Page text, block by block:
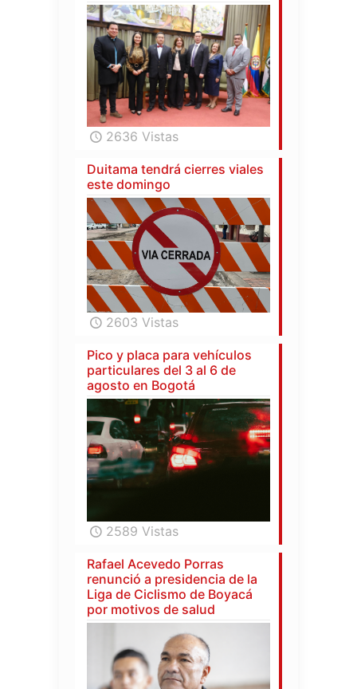
2636 Vistas
Duitama tendrá cierres viales
este domingo
2603 Vistas
Pico y placa para vehículos
particulares del 3 al 6 de
agosto en Bogotá
2589 Vistas
Rafael Acevedo Porras
renunció a presidencia de la
Liga de Ciclismo de Boyacá
por motivos de salud